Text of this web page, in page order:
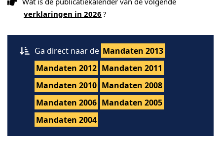
verklaringen in 2026 ?
Ga direct naar de Mandaten 2013
Mandaten 2012 Mandaten 2011
Mandaten 2010 Mandaten 2008
Mandaten 2006 Mandaten 2005
Mandaten 2004